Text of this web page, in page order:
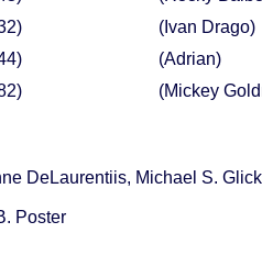
(Ivan Drago)
(Adrian)
(Mickey
DeLaurentiis, Michael S.
Poster